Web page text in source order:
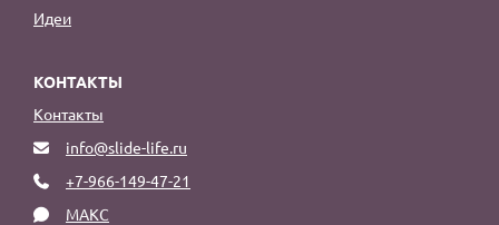
Идеи
КОНТАКТЫ
Контакты
info@slide-life.ru
+7-966-149-47-21
МАКС